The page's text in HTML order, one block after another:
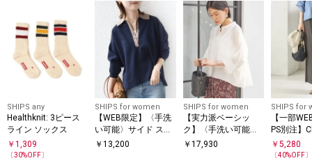
SHIPS any
Healthknit: 3ピース
ライン ソックス
￥ 1,309
〔30%OFF〕
SHIPS for women
【WEB限定】〈手洗
い可能〉サイド スリ
ット ゴールド 釦 ポ
￥13,200
SHIPS for women
【実力派ベーシッ
ク】〈手洗い可能〉
シルク混 シアー 羽織
￥ 17,930
SHIPS for
【一部
PS別注】
タイト ス
￥5,280
〔40%OFF〕